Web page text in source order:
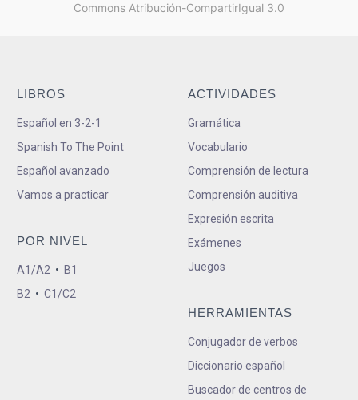
Commons Atribución-CompartirIgual 3.0
LIBROS
Español en 3-2-1
Spanish To The Point
Español avanzado
Vamos a practicar
POR NIVEL
A1/A2 • B1
B2 • C1/C2
ACTIVIDADES
Gramática
Vocabulario
Comprensión de lectura
Comprensión auditiva
Expresión escrita
Exámenes
Juegos
HERRAMIENTAS
Conjugador de verbos
Diccionario español
Buscador de centros de